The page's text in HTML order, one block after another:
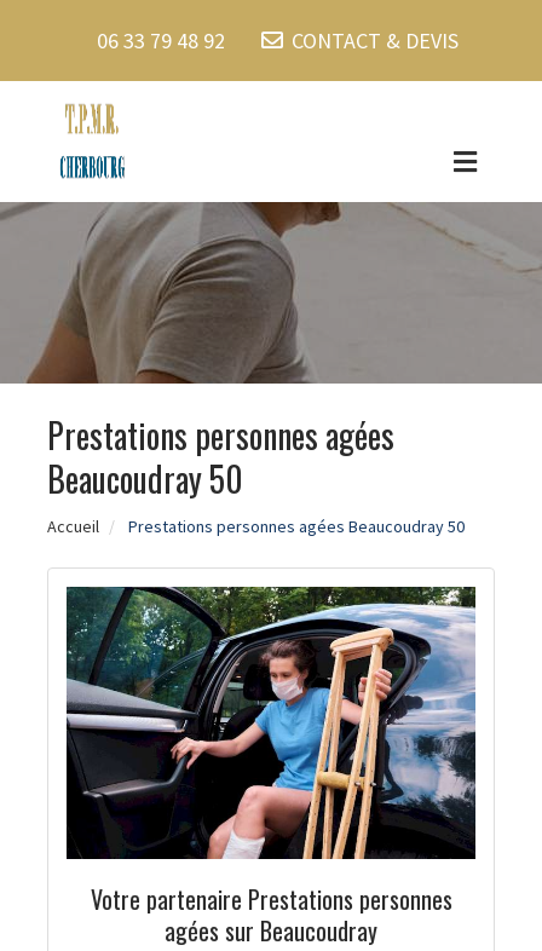
06 33 79 48 92 CONTACT & DEVIS
Prestations personnes agées
Beaucoudray 50
Accueil Prestations personnes agées Beaucoudray 50
Votre partenaire Prestations personnes
agées sur Beaucoudray